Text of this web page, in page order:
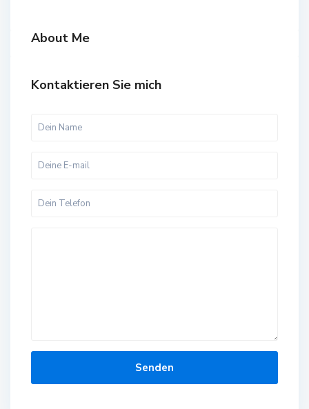
About Me
Kontaktieren Sie mich